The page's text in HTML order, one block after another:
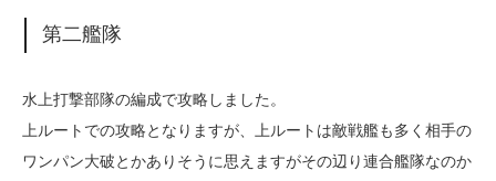
第二艦隊
水上打撃部隊の編成で攻略しました。
上ルートでの攻略となりますが、上ルートは敵戦艦も多く相手の
ワンパン大破とかありそうに思えますがその辺り連合艦隊なのか